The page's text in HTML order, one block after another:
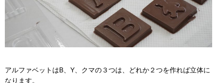
アルファベットはB、Y、クマの３つは、どれか２つを作れば立体に
なります。